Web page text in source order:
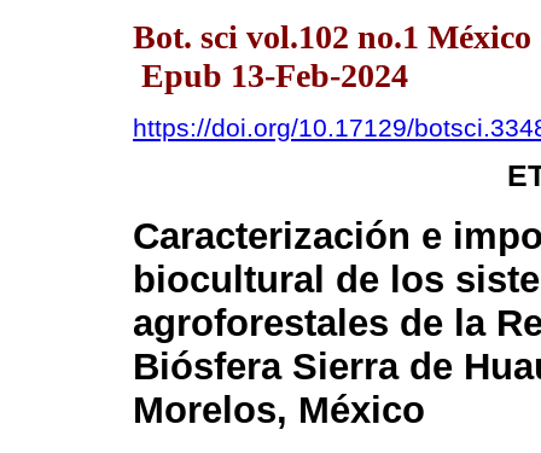
Bot. sci vol.102 no.1 México
Epub 13-Feb-2024
https://doi.org/10.17129/
Caracterización e
biocultural de los
agroforestales de la
Biósfera Sierra de
Morelos, México